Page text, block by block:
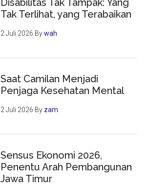
Disabilitas Tak Tampak: Yang
Tak Terlihat, yang Terabaikan
2 Juli 2026 Bywah
Saat Camilan Menjadi
Penjaga Kesehatan Mental
2 Juli 2026 By zam
Sensus Ekonomi 2026,
Penentu Arah Pembangunan
Jawa Timur